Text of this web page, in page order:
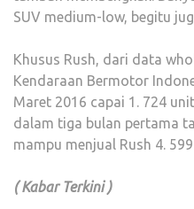
SUV medium-low, begitu
Khusus Rush, dari data
Kendaraan Bermotor
Maret 2016 capai 1. 724
dalam tiga bulan pertama
mampu menjual Rush 4.
( Kabar Terkini )